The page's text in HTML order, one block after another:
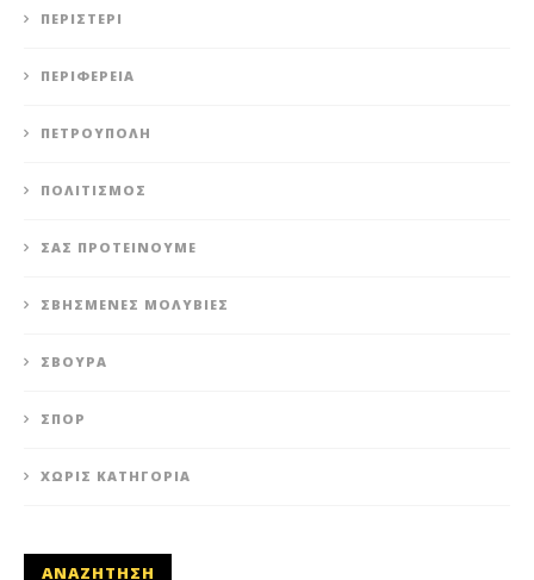
ΠΕΡΙΣΤΈΡΙ
ΠΕΡΙΦΈΡΕΙΑ
ΠΕΤΡΟΎΠΟΛΗ
ΠΟΛΙΤΙΣΜΌΣ
ΣΑΣ ΠΡΟΤΕΊΝΟΥΜΕ
ΣΒΗΣΜΈΝΕΣ ΜΟΛΥΒΙΈΣ
ΣΒΟΎΡΑ
ΣΠΟΡ
ΧΩΡΊΣ ΚΑΤΗΓΟΡΊΑ
ΑΝΑΖΗΤΗΣΗ